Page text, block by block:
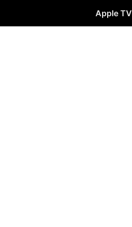
Apple TV